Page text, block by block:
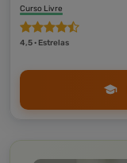
Curso Livre
4,5 · Estrelas